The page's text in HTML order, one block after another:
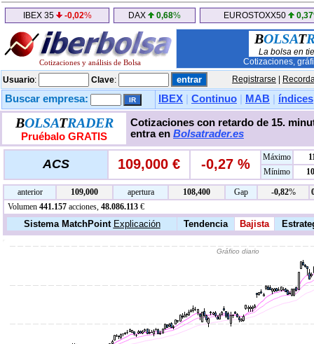
IBEX 35 -0,02% DAX 0,68% EUROSTOXX50 0,37
Cotizaciones y análisis de Bolsa
BOLSAT
La bolsa en
Cotizaciones,
Usuario: Clave: Registrarse
Buscar empresa: IBEX Continuo MAB índices
BOLSATRADER
Pruébalo GRATIS
Cotizaciones con retardo de 15.
entra en Bolsatrader.es
ACS 109,000 € -0,27 % Máximo
Mínimo
anterior 109,000 apertura 108,400 Gap -0,82%
Volumen 441.157 acciones, 48.086.113 €